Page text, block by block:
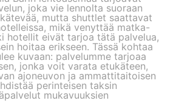
joka vie lennolta suoraan
mutta shuttlet saattavat
mikä venyttää matka-
hotellit eivät tarjoa tätä palvelua,
hoitaa erikseen. Tässä kohtaa
kuvaan: palvelumme tarjoaa
jonka voit varata etukäteen,
ajoneuvon ja ammattitaitoisen
perinteisen taksin
mukavuuksien